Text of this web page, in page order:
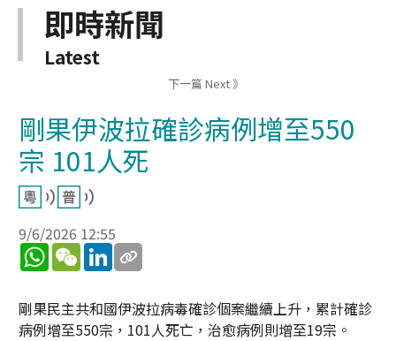
即時新聞
Latest
下一篇 Next 》
剛果伊波拉確診病例增至550
宗 101人死
9/6/2026 12:55
WhatsApp
WeChatLinkedIn
剛果民主共和國伊波拉病毒確診個案繼續上升，累計確診
病例增至550宗，101人死亡，治愈病例則增至19宗。